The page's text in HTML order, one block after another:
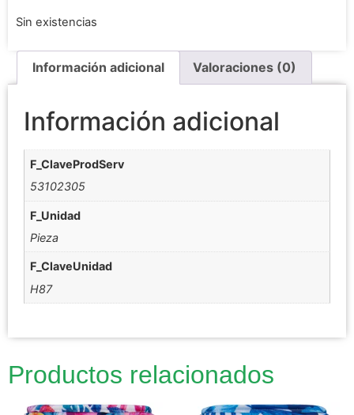
Sin existencias
Información adicional Valoraciones (0)
Información adicional
F_ClaveProdServ
53102305
F_Unidad
Pieza
F_ClaveUnidad
H87
Productos relacionados